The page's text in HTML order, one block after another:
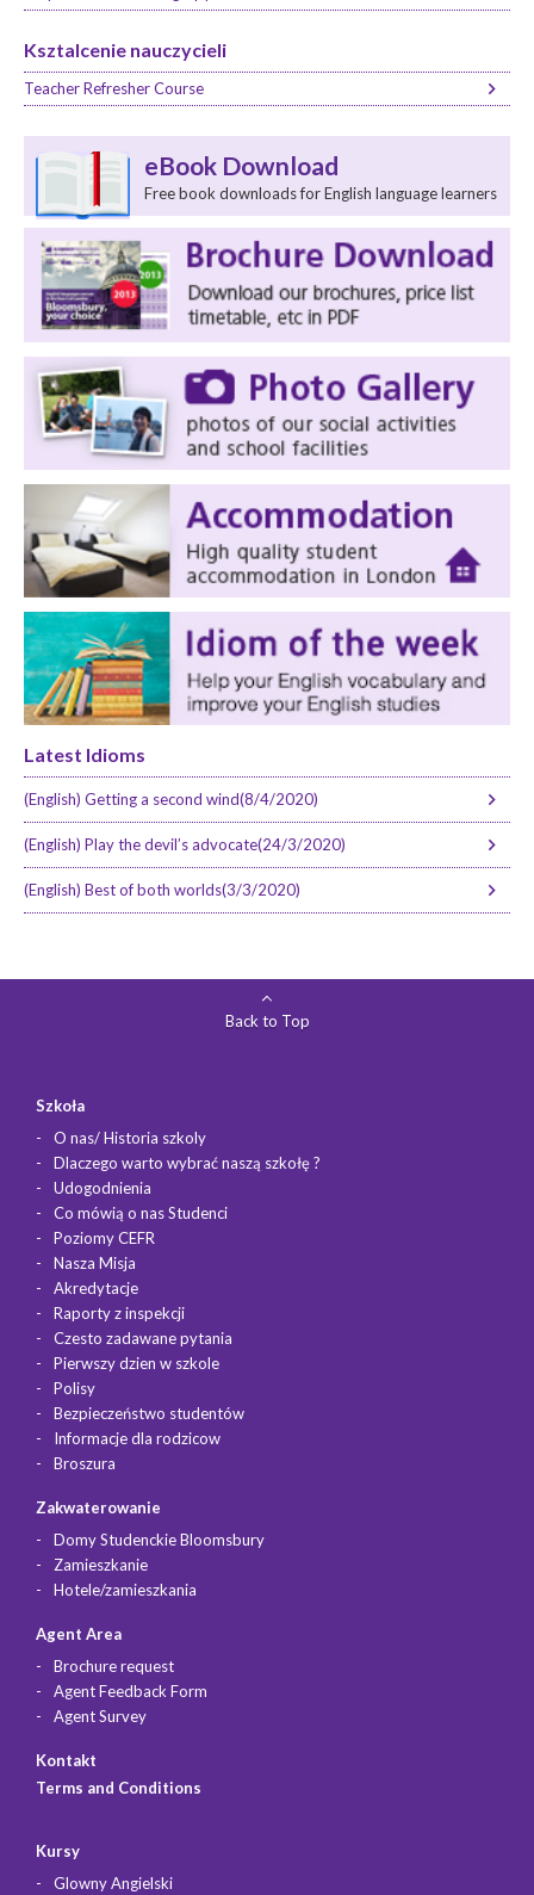
Ksztalcenie nauczycieli
Teacher Refresher Course
eBook Download
Free book downloads for English language learners
Latest Idioms
(English) Getting a second wind(8/4/2020)
(English) Play the devil’s advocate(24/3/2020)
(English) Best of both worlds(3/3/2020)
Back to Top
Szkoła
O nas/ Historia szkoly
Dlaczego warto wybrać naszą szkołę ?
Udogodnienia
Co mówią o nas Studenci
Poziomy CEFR
Nasza Misja
Akredytacje
Raporty z inspekcji
Czesto zadawane pytania
Pierwszy dzien w szkole
Polisy
Bezpieczeństwo studentów
Informacje dla rodzicow
Broszura
Zakwaterowanie
Domy Studenckie Bloomsbury
Zamieszkanie
Hotele/zamieszkania
Agent Area
Brochure request
Agent Feedback Form
Agent Survey
Kontakt
Terms and Conditions
Kursy
Glowny Angielski